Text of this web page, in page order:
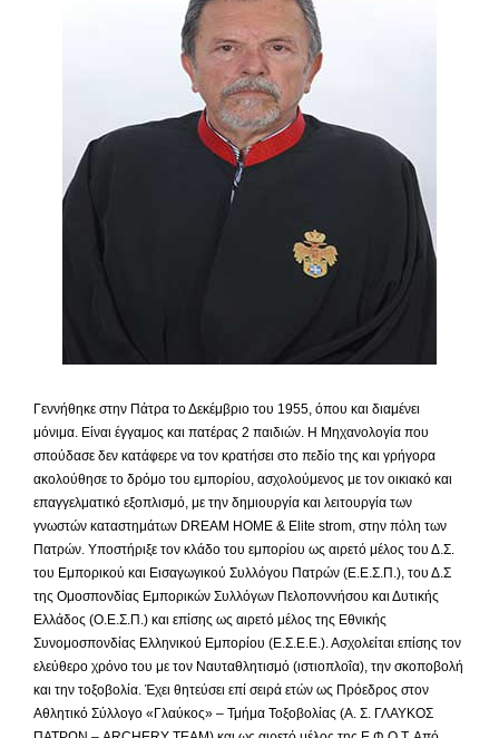
Γεννήθηκε στην Πάτρα το Δεκέμβριο του 1955, όπου και διαμένει
μόνιμα. Είναι έγγαμος και πατέρας 2 παιδιών. Η Μηχανολογία που
σπούδασε δεν κατάφερε να τον κρατήσει στο πεδίο της και γρήγορα
ακολούθησε το δρόμο του εμπορίου, ασχολούμενος με τον οικιακό και
επαγγελματικό εξοπλισμό, με την δημιουργία και λειτουργία των
γνωστών καταστημάτων DREAM HOME & Elite strom, στην πόλη των
Πατρών. Υποστήριξε τον κλάδο του εμπορίου ως αιρετό μέλος του Δ.Σ.
του Εμπορικού και Εισαγωγικού Συλλόγου Πατρών (Ε.Ε.Σ.Π.), του Δ.Σ
της Ομοσπονδίας Εμπορικών Συλλόγων Πελοποννήσου και Δυτικής
Ελλάδος (Ο.Ε.Σ.Π.) και επίσης ως αιρετό μέλος της Εθνικής
Συνομοσπονδίας Ελληνικού Εμπορίου (Ε.Σ.Ε.Ε.). Ασχολείται επίσης τον
ελεύθερο χρόνο του με τον Ναυταθλητισμό (ιστιοπλοΐα), την σκοποβολή
και την τοξοβολία. Έχει θητεύσει επί σειρά ετών ως Πρόεδρος στον
Αθλητικό Σύλλογο «Γλαύκος» – Τμήμα Τοξοβολίας (Α. Σ. ΓΛΑΥΚΟΣ